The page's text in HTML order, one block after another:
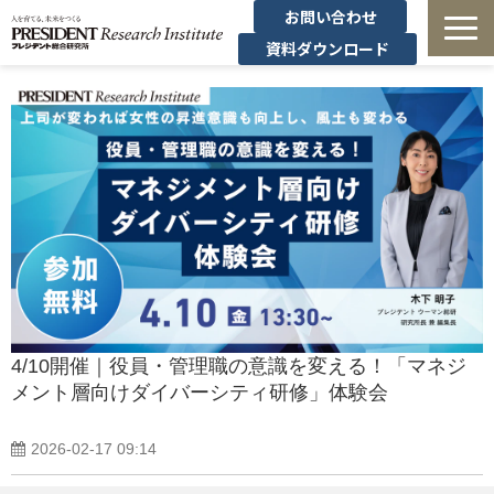
お問い合わせ
資料ダウンロード
法人研修
無料セミナー
導入事例・コラム
経営者の学び
定額制オンデマンド研修
4/10開催｜役員・管理職の意識を変える！「マネジ
メント層向けダイバーシティ研修」体験会
2026-02-17 09:14